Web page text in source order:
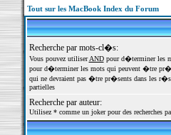
Tout sur les MacBook Index du Forum
Recherche par mots-cl�s:
Vous pouvez utiliserANDpour d�terminer les
pour d�terminer les mots qui peuvent �tre
qui ne devraient pas �tre pr�sents dans les
partielles
Recherche par auteur:
Utilisez * comme un joker pour des recherches